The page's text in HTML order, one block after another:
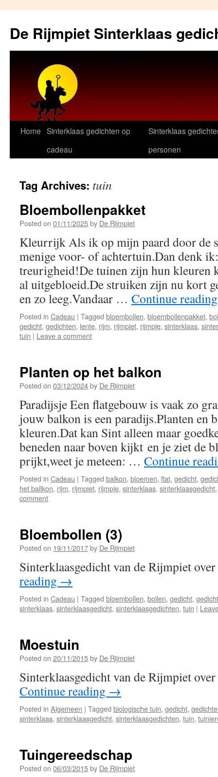
content
De Rijmpiet Sinterklaas
Home Sinterklaas gedichten op
cadeau
Sinterklaas
personen
Tag Archives: tuin
Bloembollenpakket
Posted on 01/11/2025by De Rijmpiet
Kleurrijk Als ik op mijn paard door de
menige voor- of achtertuin.Dan denk
treurigheid!De tuinen zijn hun kleuren
al uitgebloeid.De struiken zijn nu kort
en zo leeg.Vandaar … Continue
Posted in Cadeau | Tagged bloembollen, bloembollenpakket,
gedicht, gedichten, lente, rijm, rijmpiet, rijmpje, sinterklaas,
tuin | Leave a comment
Planten op het balkon
Posted on 03/12/2024by De Rijmpiet
Paradijsje Een flatgebouw is vaak zo
jouw balkon is een paradijs.Planten en
kleuren.Dat kan Sint alleen maar
beneden naar boven kijkt en je ziet de
prijkt,weet je meteen: … Continue
Posted in Cadeau | Tagged balkon, bloemen, flat, gedicht,
het ballkon, rijm, rijmpiet, rijmpje, sinterklaas, sinterklaasgedicht
comment
Bloembollen (3)
Posted on 19/11/2017by De Rijmpiet
Sinterklaasgedicht van de Rijmpiet
reading →
Posted in Cadeau | Tagged bloembollen, bollen, gedicht,
sinterklaas, sinterklaasgedicht, sinterklaasgedichten, tuin |
Moestuin
Posted on 20/11/2015by De Rijmpiet
Sinterklaasgedicht van de Rijmpiet
Continue reading →
Posted in Algemeen | Tagged biologische tuin, gedicht,
sinterklaas, sinterklaasgedicht, sinterklaasgedichten, tuin,
Tuingereedschap
Posted on 06/03/2015by De Rijmpiet